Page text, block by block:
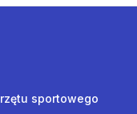
sportowego